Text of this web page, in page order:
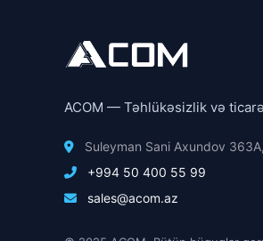
ACOM — Təhlükəsizlik və
Suleyman Sani Axundov
+994 50 400 55 99
sales@acom.az